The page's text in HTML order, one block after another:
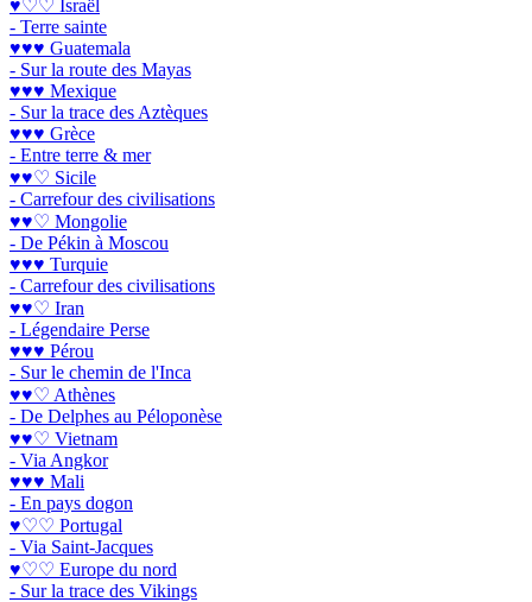
♥♡♡ Israël
- Terre sainte
♥♥♥ Guatemala
- Sur la route des Mayas
♥♥♥ Mexique
- Sur la trace des Aztèques
♥♥♥ Grèce
- Entre terre & mer
♥♥♡ Sicile
- Carrefour des civilisations
♥♥♡ Mongolie
- De Pékin à Moscou
♥♥♥ Turquie
- Carrefour des civilisations
♥♥♡ Iran
- Légendaire Perse
♥♥♥ Pérou
- Sur le chemin de l'Inca
♥♥♡ Athènes
- De Delphes au Péloponèse
♥♥♡ Vietnam
- Via Angkor
♥♥♥ Mali
- En pays dogon
♥♡♡ Portugal
- Via Saint-Jacques
♥♡♡ Europe du nord
- Sur la trace des Vikings